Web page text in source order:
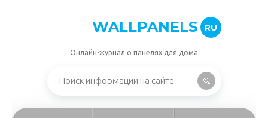
WALLPANELS RU
Онлайн-журнал о панелях для дома